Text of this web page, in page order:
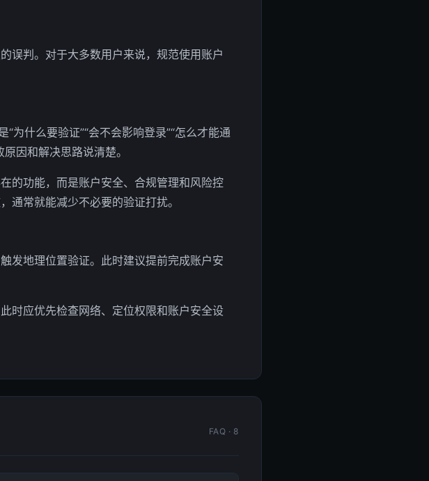
误判。对于大多数用户来说，规范使用账户
为什么要验证”“会不会影响登录”“怎么才能通
因和解决思路说清楚。
的功能，而是账户安全、合规管理和风险控
通常就能减少不必要的验证打扰。
发地理位置验证。此时建议提前完成账户安
时应优先检查网络、定位权限和账户安全设
FAQ · 8